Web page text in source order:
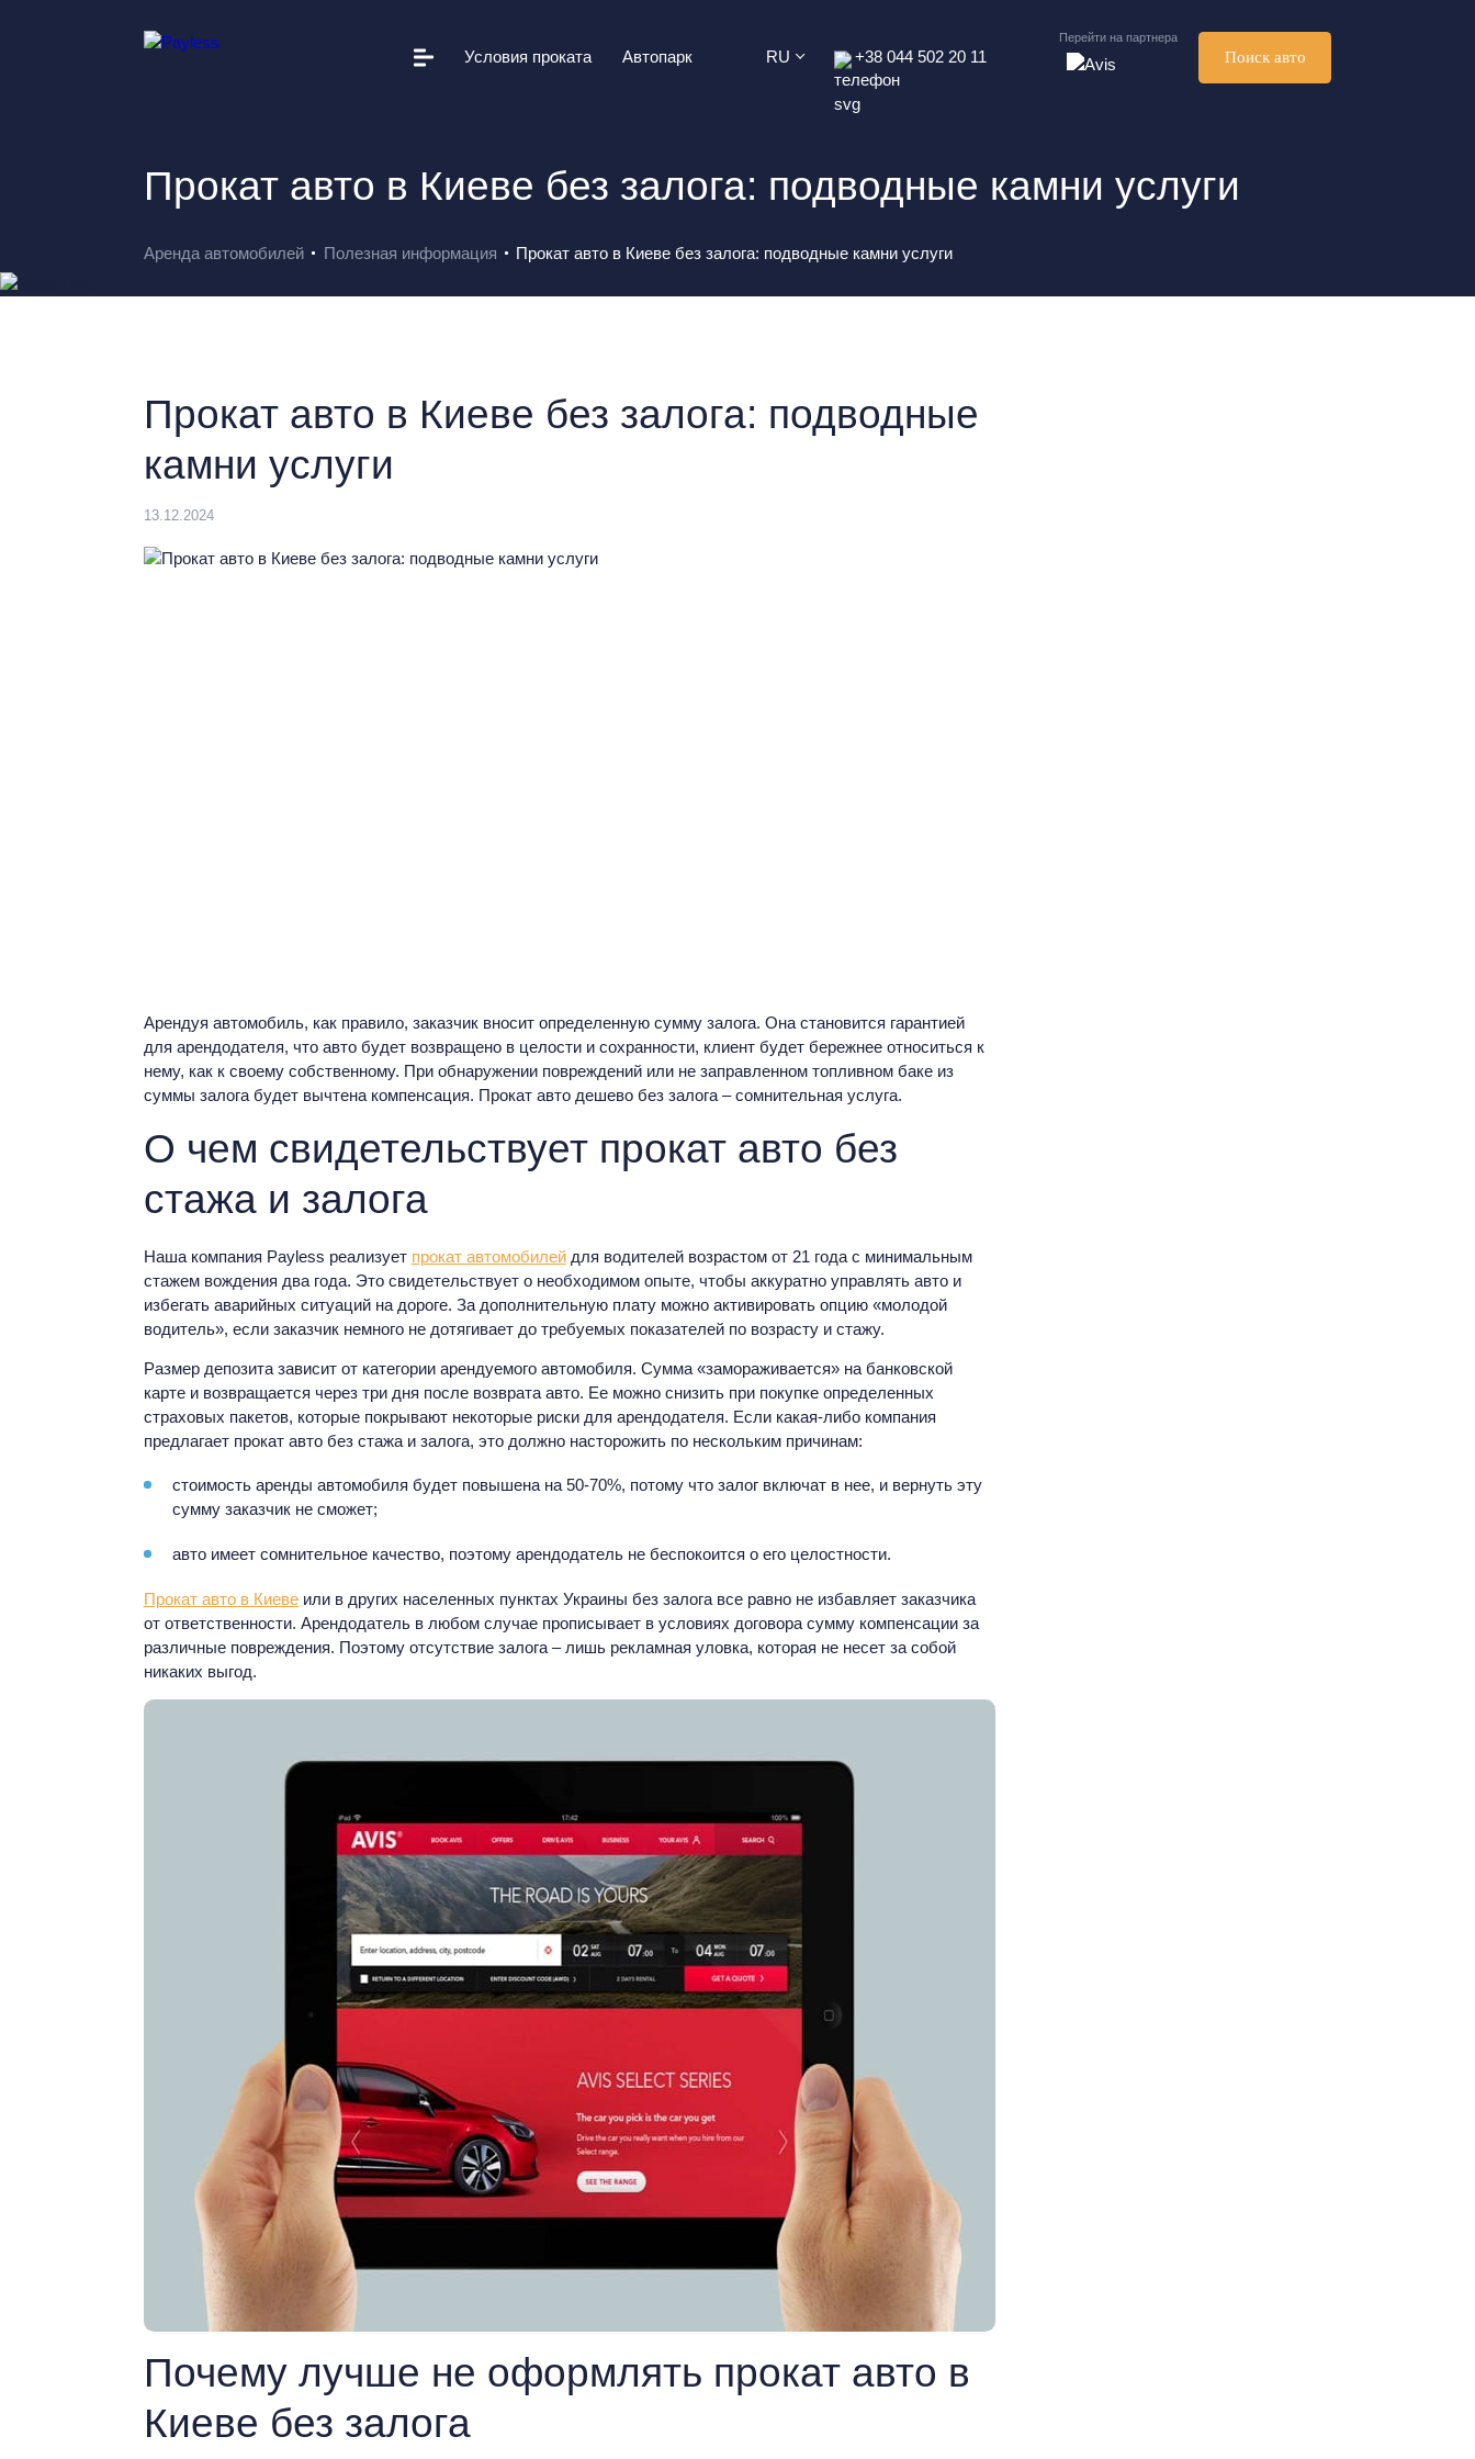
Условия проката Автопарк RU +38 044 502 20 11
Перейти на партнера
Поиск авто
Дополнительные услуги
Выберите язык:
Прокат авто в Киеве без залога: подводные камни услуги
Аренда автомобилей Полезная информация Прокат авто в Киеве без залога: подводные камни услуги
Прокат авто в Киеве без залога: подводные
камни услуги
13.12.2024
Арендуя автомобиль, как правило, заказчик вносит определенную сумму залога. Она становится гарантией
для арендодателя, что авто будет возвращено в целости и сохранности, клиент будет бережнее относиться к
нему, как к своему собственному. При обнаружении повреждений или не заправленном топливном баке из
суммы залога будет вычтена компенсация. Прокат авто дешево без залога – сомнительная услуга.
О чем свидетельствует прокат авто без
стажа и залога​
Наша компания Payless реализует прокат автомобилейдля водителей возрастом от 21 года с минимальным
стажем вождения два года. Это свидетельствует о необходимом опыте, чтобы аккуратно управлять авто и
избегать аварийных ситуаций на дороге. За дополнительную плату можно активировать опцию «молодой
водитель», если заказчик немного не дотягивает до требуемых показателей по возрасту и стажу.
Размер депозита зависит от категории арендуемого автомобиля. Сумма «замораживается» на банковской
карте и возвращается через три дня после возврата авто. Ее можно снизить при покупке определенных
страховых пакетов, которые покрывают некоторые риски для арендодателя. Если какая-либо компания
предлагает прокат авто без стажа и залога​, это должно насторожить по нескольким причинам:
стоимость аренды автомобиля будет повышена на 50-70%, потому что залог включат в нее, и вернуть эту
сумму заказчик не сможет;
авто имеет сомнительное качество, поэтому арендодатель не беспокоится о его целостности.
Прокат авто в Киевеили в других населенных пунктах Украины без залога все равно не избавляет заказчика
от ответственности. Арендодатель в любом случае прописывает в условиях договора сумму компенсации за
различные повреждения. Поэтому отсутствие залога – лишь рекламная уловка, которая не несет за собой
никаких выгод.
Почему лучше не оформлять прокат авто в
Киеве без залога​